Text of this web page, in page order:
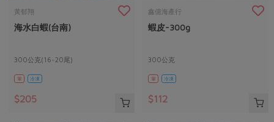
黃郁翔
海水白蝦(台南)
300公克(16~20尾)
葷 冷凍
$205
鑫億海產行
蝦皮-300g
300公克
葷 冷凍
$112